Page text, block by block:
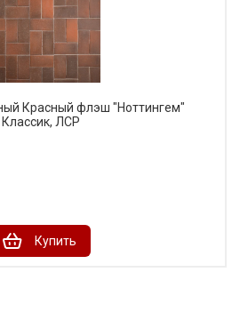
Красный флэш "Ноттингем"
Классик, ЛСР
Купить